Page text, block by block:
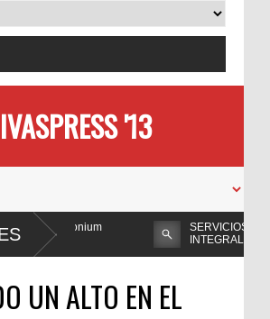
'13
(Ammonium
SERVICIOS
INTEGRALES
UN ALTO EN EL